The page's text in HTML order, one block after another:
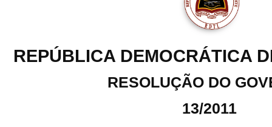
REPÚBLICA DEMOCRÁTICA
RESOLUÇÃO DO
13/2011